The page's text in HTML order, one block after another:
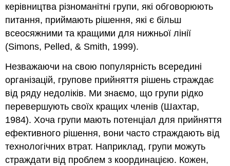
керівництва різноманітні групи, які обговорюють
питання, приймають рішення, які є більш
всеосяжними та кращими для нижньої лінії
(Simons, Pelled, & Smith, 1999).
Незважаючи на свою популярність всередині
організацій, групове прийняття рішень страждає
від ряду недоліків. Ми знаємо, що групи рідко
перевершують своїх кращих членів (Шахтар,
1984). Хоча групи мають потенціал для прийняття
ефективного рішення, вони часто страждають від
технологічних втрат. Наприклад, групи можуть
страждати від проблем з координацією. Кожен,